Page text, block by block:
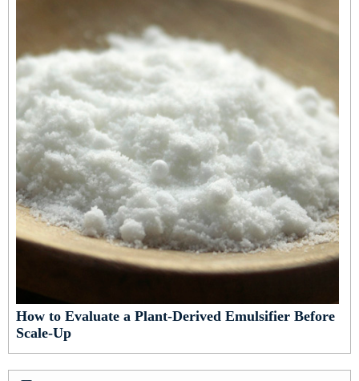
How to Evaluate a Plant-Derived Emulsifier Before
Scale-Up